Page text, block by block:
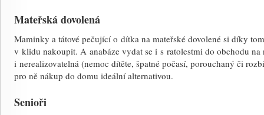
Mateřská dovolená
Maminky a tátové pečující o dítka na mateřské dovolené si díky
v klidu nakoupit. A anabáze vydat se i s ratolestmi do obchodu
i nerealizovatelná (nemoc dítěte, špatné počasí, porouchaný či
pro ně nákup do domu ideální alternativou.
Senioři